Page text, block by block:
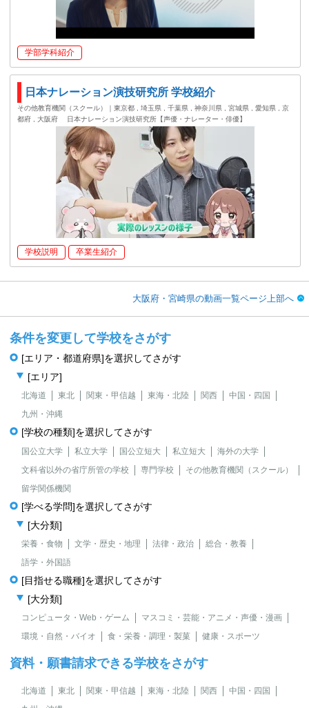
学部学科紹介
日本ナレーション演技研究所 学校紹介
その他教育機関（スクール）｜東京都 , 埼玉県 , 千葉県 , 神奈川県 , 宮城県 , 愛知県 , 京
都府 , 大阪府
日本ナレーション演技研究所【声優・ナレーター・俳優】
学校説明 卒業生紹介
大阪府・宮崎県の動画一覧ページ上部へ
条件を変更して学校をさがす
[エリア・都道府県]を選択してさがす
[エリア]
北海道 東北 関東・甲信越 東海・北陸 関西
中国・四国
九州・沖縄
[学校の種類]を選択してさがす
国公立大学 私立大学 国公立短大 私立短大
海外の大学
文科省以外の省庁所管の学校
専門学校
その他教育機関（スクール）
留学関係機関
[学べる学問]を選択してさがす
[大分類]
栄養・食物 文学・歴史・地理 法律・政治
総合・教養
語学・外国語
[目指せる職種]を選択してさがす
[大分類]
コンピュータ・Web・ゲーム
マスコミ・芸能・アニメ・声優・漫画
環境・自然・バイオ
食・栄養・調理・製菓 健康・スポーツ
資料・願書請求できる学校をさがす
北海道 東北 関東・甲信越 東海・北陸 関西
中国・四国